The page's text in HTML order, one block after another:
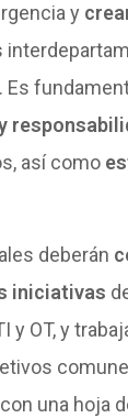
y
así como
deberán
iniciativas
y OT, y
una hoja